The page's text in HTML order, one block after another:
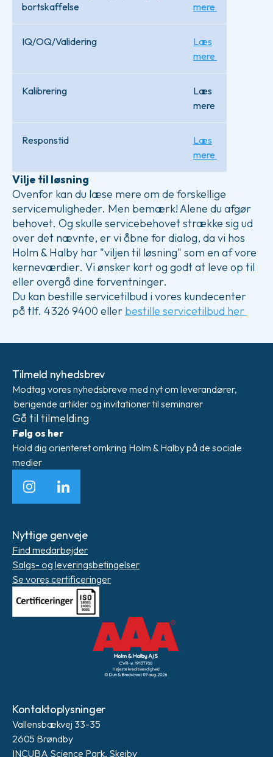
bortskaffelse
mere
IQ/OQ/Validering
Læs
mere
Kalibrering
Læs
mere
Responstid
Læs
mere
Vilje til løsning
Ovenfor kan du læse mere om de forskellige
servicemuligheder. Men bemærk! Alene du afgør
behovet. Og skulle servicebehovet strække sig ud
over det nævnte, er vi åbne for dialog, da vi hos
Holm & Halby har "viljen til løsning" som en af vore
kerneværdier. Vi ønsker kort og godt at leve op til
eller overgå dine forventninger.
Du kan bestille servicetilbud i vores kundecenter
på tlf. 4326 9400 eller bestille servicetilbud her
Tilmeld nyhedsbrev
Modtag vores nyhedsbreve med nyt om leverandører,
berigende artikler og invitationer til seminarer
Gå til tilmelding
Følg os her
Hold dig orienteret omkring Holm & Halby på de sociale
medier
InstagramLinkedIn
Nyttige genveje
Find medarbejder
Salgs- og leveringsbetingelser
Se vores certificeringer
Kontaktoplysninger
Vallensbækvej 33-35
2605 Brøndby
INCUBA Science Park, Skejby